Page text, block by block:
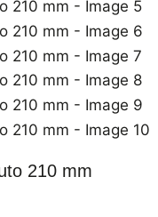
210 mm